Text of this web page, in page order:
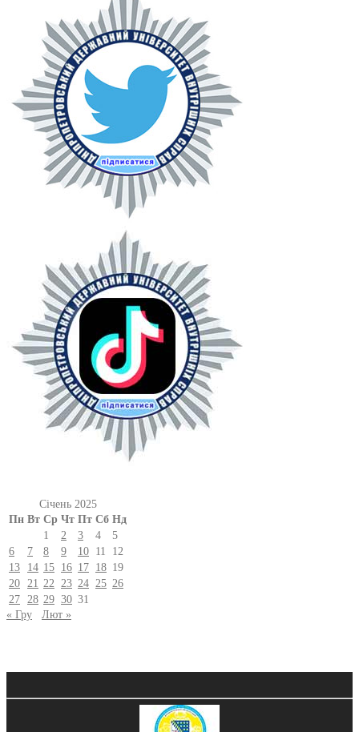
Січень 2025
Пн Вт Ср Чт Пт Сб Нд
1
2 3 4
5
6
7 8 9 10 11
12
13
14 15 16 17 18 19
20
21 22 23 24 25 26
27
28 29 30 31
« Гру
Лют »